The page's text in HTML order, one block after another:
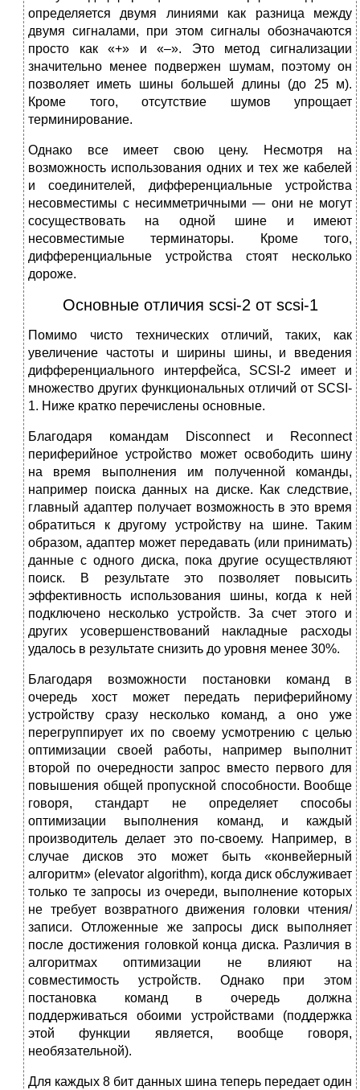
определяется двумя линиями как разница между
двумя сигналами, при этом сигналы обозначаются
просто как «+» и «–». Это метод сигнализации
значительно менее подвержен шумам, поэтому он
позволяет иметь шины большей длины (до 25 м).
Кроме того, отсутствие шумов упрощает
терминирование.
Однако все имеет свою цену. Несмотря на
возможность использования одних и тех же кабелей
и соединителей, дифференциальные устройства
несовместимы с несимметричными — они не могут
сосуществовать на одной шине и имеют
несовместимые терминаторы. Кроме того,
дифференциальные устройства стоят несколько
дороже.
Основные отличия scsi-2 от scsi-1
Помимо чисто технических отличий, таких, как
увеличение частоты и ширины шины, и введения
дифференциального интерфейса, SCSI-2 имеет и
множество других функциональных отличий от SCSI-
1. Ниже кратко перечислены основные.
Благодаря командам Disconnect и Reconnect
периферийное устройство может освободить шину
на время выполнения им полученной команды,
например поиска данных на диске. Как следствие,
главный адаптер получает возможность в это время
обратиться к другому устройству на шине. Таким
образом, адаптер может передавать (или принимать)
данные с одного диска, пока другие осуществляют
поиск. В результате это позволяет повысить
эффективность использования шины, когда к ней
подключено несколько устройств. За счет этого и
других усовершенствований накладные расходы
удалось в результате снизить до уровня менее 30%.
Благодаря возможности постановки команд в
очередь хост может передать периферийному
устройству сразу несколько команд, а оно уже
перегруппирует их по своему усмотрению с целью
оптимизации своей работы, например выполнит
второй по очередности запрос вместо первого для
повышения общей пропускной способности. Вообще
говоря, стандарт не определяет способы
оптимизации выполнения команд, и каждый
производитель делает это по-своему. Например, в
случае дисков это может быть «конвейерный
алгоритм» (elevator algorithm), когда диск обслуживает
только те запросы из очереди, выполнение которых
не требует возвратного движения головки чтения/
записи. Отложенные же запросы диск выполняет
после достижения головкой конца диска. Различия в
алгоритмах оптимизации не влияют на
совместимость устройств. Однако при этом
постановка команд в очередь должна
поддерживаться обоими устройствами (поддержка
этой функции является, вообще говоря,
необязательной).
Для каждых 8 бит данных шина теперь передает один